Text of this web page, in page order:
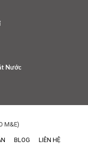
Nước
M&E)
BLOG LIÊN HỆ